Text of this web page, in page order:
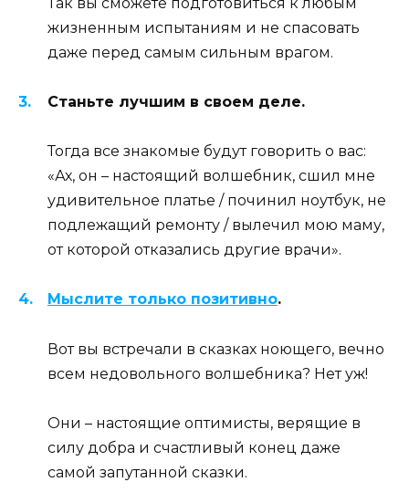
жизненным испытаниям и не спасовать
даже перед самым сильным врагом.
Станьте лучшим в своем деле.
Тогда все знакомые будут говорить о вас:
«Ах, он – настоящий волшебник, сшил мне
удивительное платье / починил ноутбук, не
подлежащий ремонту / вылечил мою маму,
от которой отказались другие врачи».
Мыслите только позитивно.
Вот вы встречали в сказках ноющего, вечно
всем недовольного волшебника? Нет уж!
Они – настоящие оптимисты, верящие в
силу добра и счастливый конец даже
самой запутанной сказки.